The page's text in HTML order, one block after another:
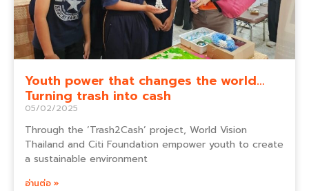
Youth power that changes the world…
Turning trash into cash
05/02/2025
Through the ‘Trash2Cash’ project, World Vision
Thailand and Citi Foundation empower youth to create
a sustainable environment
อ่านต่อ »